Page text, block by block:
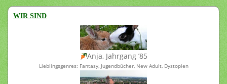
WIR SIND
Anja, Jahrgang ’85
Lieblingsgenres: Fantasy, Jugendbücher, New Adult, Dystopien